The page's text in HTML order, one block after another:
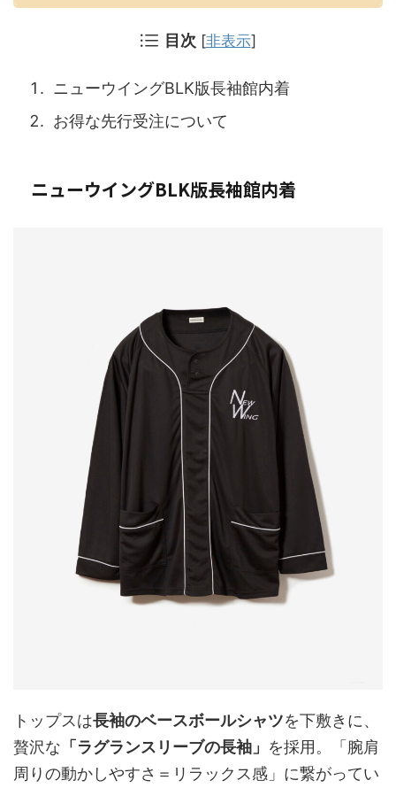
目次 [非表示]
ニューウイングBLK版長袖館内着
お得な先行受注について
ニューウイングBLK版長袖館内着
トップスは長袖のベースボールシャツを下敷きに、
贅沢な 「ラグランスリーブの長袖」 を採用。「腕肩
周りの動かしやすさ＝リラックス感」に繋がってい